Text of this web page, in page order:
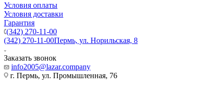
Условия оплаты
Условия доставки
Гарантия
(342) 270-11-00
(342) 270-11-00Пермь, ул. Норильская, 8
Заказать звонок
info2005@lazar.company
г. Пермь, ул. Промышленная, 76